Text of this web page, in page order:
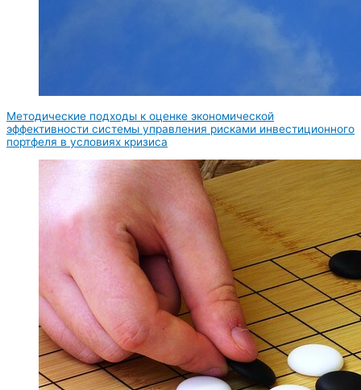
Методические подходы к оценке экономической
эффективности системы управления рисками инвестиционного
портфеля в условиях кризиса